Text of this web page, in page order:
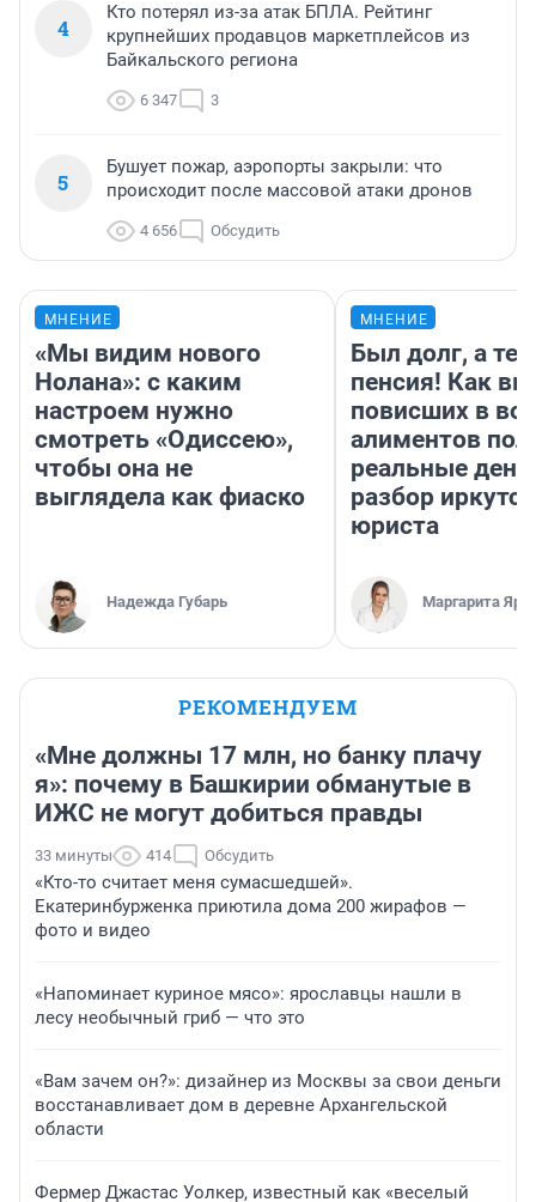
4
Кто потерял из-за атак БПЛА. Рейтинг
крупнейших продавцов маркетплейсов из
Байкальского региона
6 347 3
5
Бушует пожар, аэропорты закрыли: что
происходит после массовой атаки дронов
4 656 Обсудить
МНЕНИЕ
«Мы видим нового
Нолана»: с каким
настроем нужно
смотреть «Одиссею»,
чтобы она не
выглядела как фиаско
Надежда Губарь
МНЕНИЕ
Был долг, а
пенсия! Как
повисших в
алиментов
реальные
разбор
юриста
Маргарита
РЕКОМЕНДУЕМ
«Мне должны 17 млн, но банку плачу
я»: почему в Башкирии обманутые в
ИЖС не могут добиться правды
33 минуты 414 Обсудить
«Кто-то считает меня сумасшедшей».
Екатеринбурженка приютила дома 200 жирафов —
фото и видео
«Напоминает куриное мясо»: ярославцы нашли в
лесу необычный гриб — что это
«Вам зачем он?»: дизайнер из Москвы за свои деньги
восстанавливает дом в деревне Архангельской
области
Фермер Джастас Уолкер, известный как «веселый